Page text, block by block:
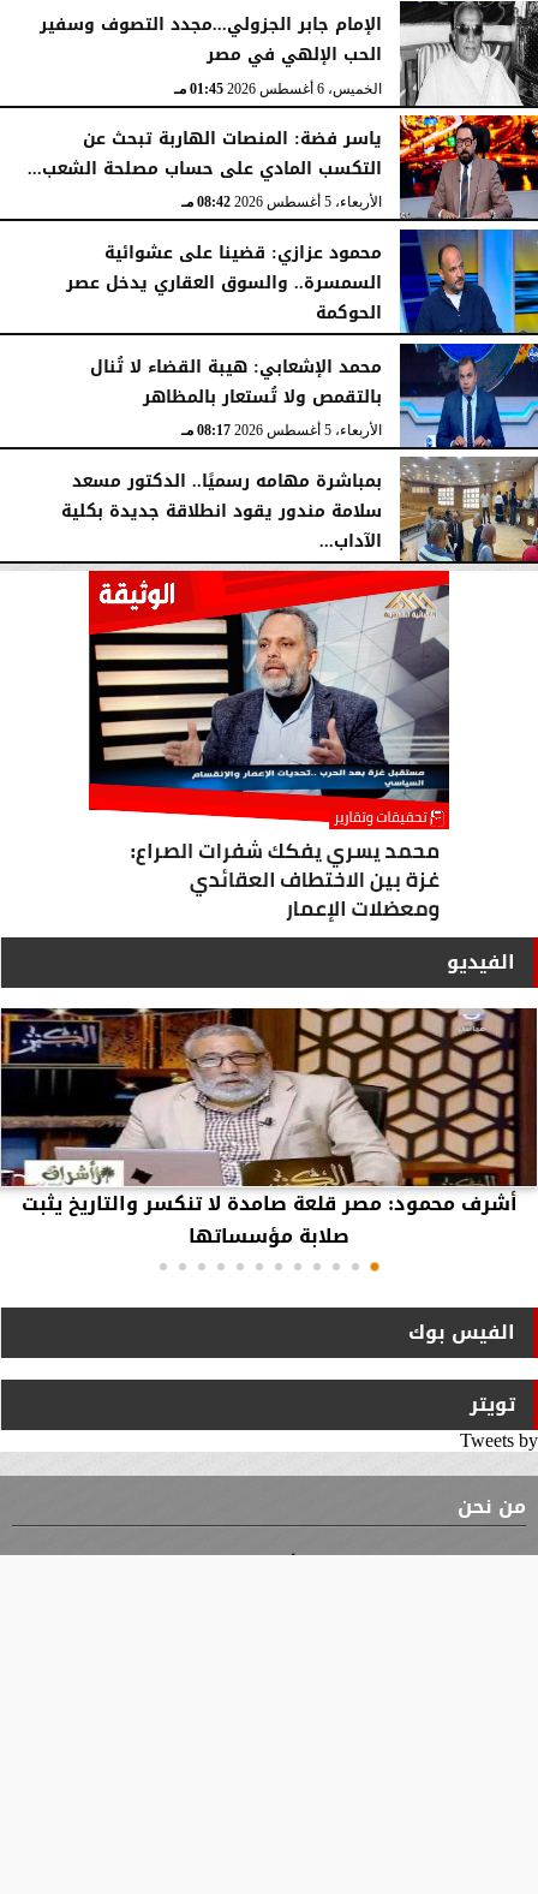
الخميس، 6 أغسطس 2026
الإمام جابر الجزولي...مجدد التصوف وسفير
الحب الإلهي في مصر
الخميس، 6 أغسطس 2026 01:45 مـ
ياسر فضة: المنصات الهاربة تبحث عن
التكسب المادي على حساب مصلحة الشعب...
الأربعاء، 5 أغسطس 2026 08:42 مـ
محمود عزازي: قضينا على عشوائية
السمسرة.. والسوق العقاري يدخل عصر
الحوكمة
الأربعاء، 5 أغسطس 2026
محمد الإشعابي: هيبة القضاء لا تُنال
بالتقمص ولا تُستعار بالمظاهر
الأربعاء، 5 أغسطس 2026 08:17 مـ
بمباشرة مهامه رسميًا.. الدكتور مسعد
سلامة مندور يقود انطلاقة جديدة بكلية
الآداب...
الأربعاء، 5 أغسطس 2026 04:51 مـ
الفيديو
أشرف محمود: مصر قلعة صامدة لا تنكسر والتاريخ يثبت
صلابة مؤسساتها
الفيس بوك
تويتر
Tweets by
من نحن